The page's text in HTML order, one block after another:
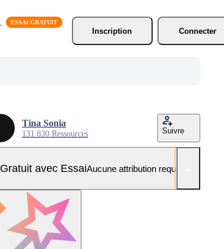
Inscription
Connecter
Tina Sonia
131 830 Ressources Suivre
Gratuit avec EssaiAucune attribution requise